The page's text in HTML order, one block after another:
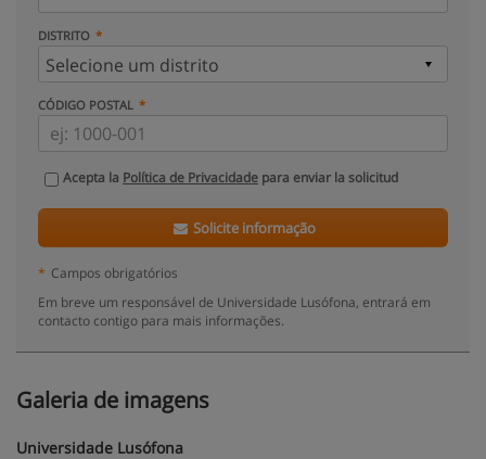
DISTRITO
CÓDIGO POSTAL
Acepta la Política de Privacidade para enviar la solicitud
Solicite informação
* Campos obrigatórios
Em breve um responsável de Universidade Lusófona, entrará em
contacto contigo para mais informações.
Galeria de imagens
Universidade Lusófona